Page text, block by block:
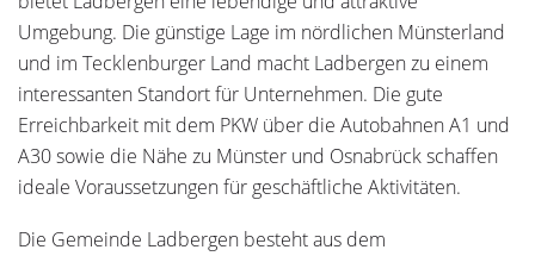
Umgebung. Die günstige Lage im nördlichen Münsterland
und im Tecklenburger Land macht Ladbergen zu einem
interessanten Standort für Unternehmen. Die gute
Erreichbarkeit mit dem PKW über die Autobahnen A1 und
A30 sowie die Nähe zu Münster und Osnabrück schaffen
ideale Voraussetzungen für geschäftliche Aktivitäten.
Die Gemeinde Ladbergen besteht aus dem